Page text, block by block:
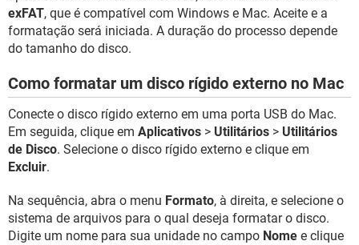
exFAT, que é compatível com Windows e Mac. Aceite e a
formatação será iniciada. A duração do processo depende
do tamanho do disco.
Como formatar um disco rígido externo no Mac
Conecte o disco rígido externo em uma porta USB do Mac.
Em seguida, clique em Aplicativos > Utilitários > Utilitários
de Disco. Selecione o disco rígido externo e clique em
Excluir.
Na sequência, abra o menu Formato, à direita, e selecione o
sistema de arquivos para o qual deseja formatar o disco.
Digite um nome para sua unidade no campo Nome e clique